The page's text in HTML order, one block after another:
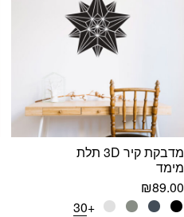
מדבקת קיר 3D תלת
מימד
₪89.00
+30